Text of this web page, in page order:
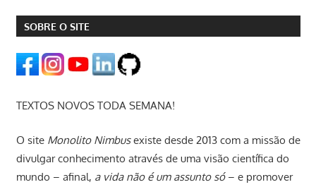
SOBRE O SITE
TEXTOS NOVOS TODA SEMANA!
O site Monolito Nimbusexiste desde 2013 com a missão de
divulgar conhecimento através de uma visão científica do
mundo – afinal, a vida não é um assunto só– e promover